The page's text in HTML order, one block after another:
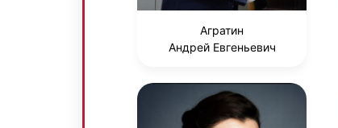
Агратин
Андрей Евгеньевич